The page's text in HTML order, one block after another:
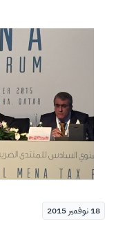
اقتراحات
الجمارك
الإقرار الضريبي
18 نوفمبر 2015